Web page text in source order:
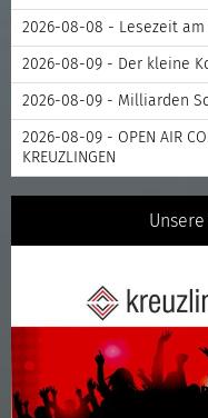
2026-08-08 - Lesezeit am
2026-08-09 - Der kleine
2026-08-09 - Milliarden
2026-08-09 - OPEN AIR
KREUZLINGEN